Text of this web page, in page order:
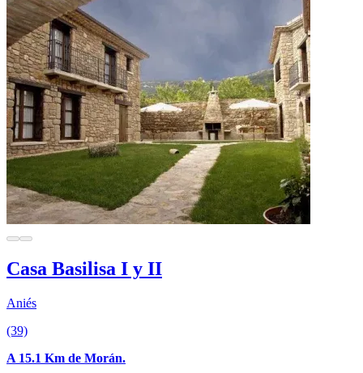
Casa Basilisa I y II
Aniés
(39)
A 15.1 Km de Morán.